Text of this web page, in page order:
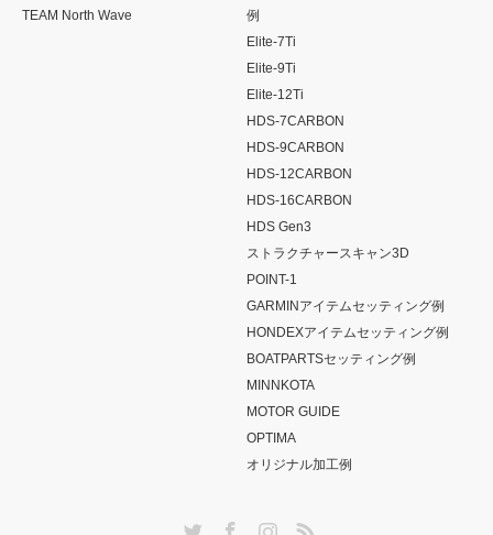
TEAM North Wave
例
Elite-7Ti
Elite-9Ti
Elite-12Ti
HDS-7CARBON
HDS-9CARBON
HDS-12CARBON
HDS-16CARBON
HDS Gen3
ストラクチャースキャン3D
POINT-1
GARMINアイテムセッティング例
HONDEXアイテムセッティング例
BOATPARTSセッティング例
MINNKOTA
MOTOR GUIDE
OPTIMA
オリジナル加工例
RSS